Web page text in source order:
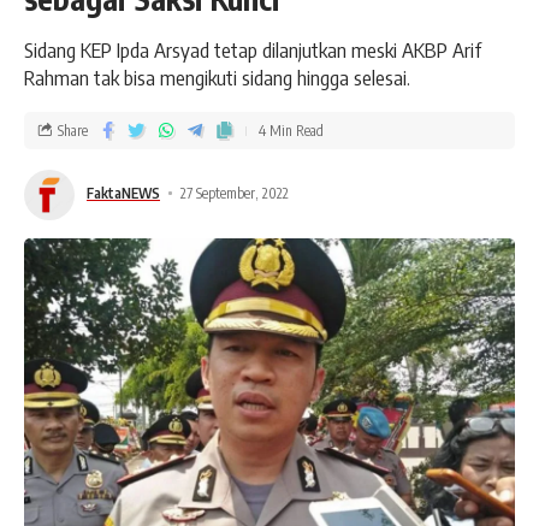
Sidang KEP Ipda Arsyad tetap dilanjutkan meski AKBP Arif
Rahman tak bisa mengikuti sidang hingga selesai.
FaktaNEWS 27 September, 2022
Share 4 Min Read